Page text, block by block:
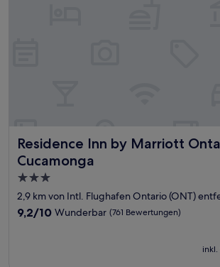
Residence Inn by Marriott
Cucamonga
Residence Inn by Marriott Ontario
3.0-
Sterne-
Unterkunft
2,9 km von Intl. Flughafen Ontario (ONT)
9.2
9,2/10 Wunderbar (761 Bewertungen)